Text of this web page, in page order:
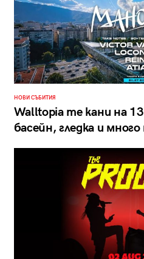
НОВИ СЪБИТИЯ
Walltopia те кани на
басейн, гледка и много